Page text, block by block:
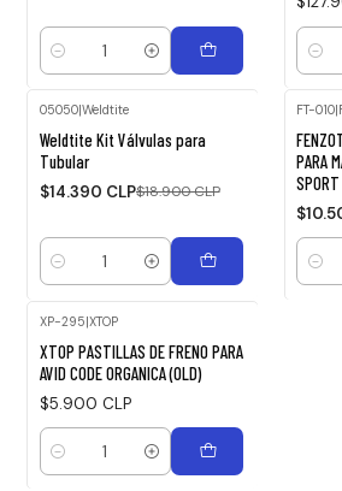
Cantidad
-24%
OFF
05050| Weldtite
Weldtite Kit Válvulas para
Tubular
$14.390 CLP$18.900 CLP
Cantidad
-
FT-010
PARA
SPORT
XP-295|XTOP
XTOP PASTILLAS DE FRENO PARA
AVID CODE ORGANICA (OLD)
$5.900 CLP
Cantidad